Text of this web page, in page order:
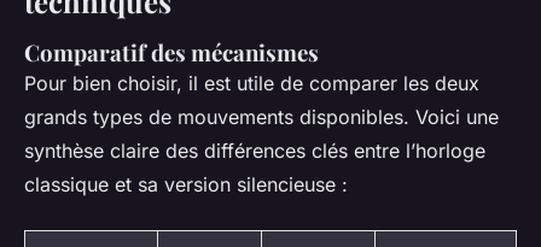
Comparatif des mécanismes
Pour bien choisir, il est utile de comparer les deux
grands types de mouvements disponibles. Voici une
synthèse claire des différences clés entre l’horloge
classique et sa version silencieuse :